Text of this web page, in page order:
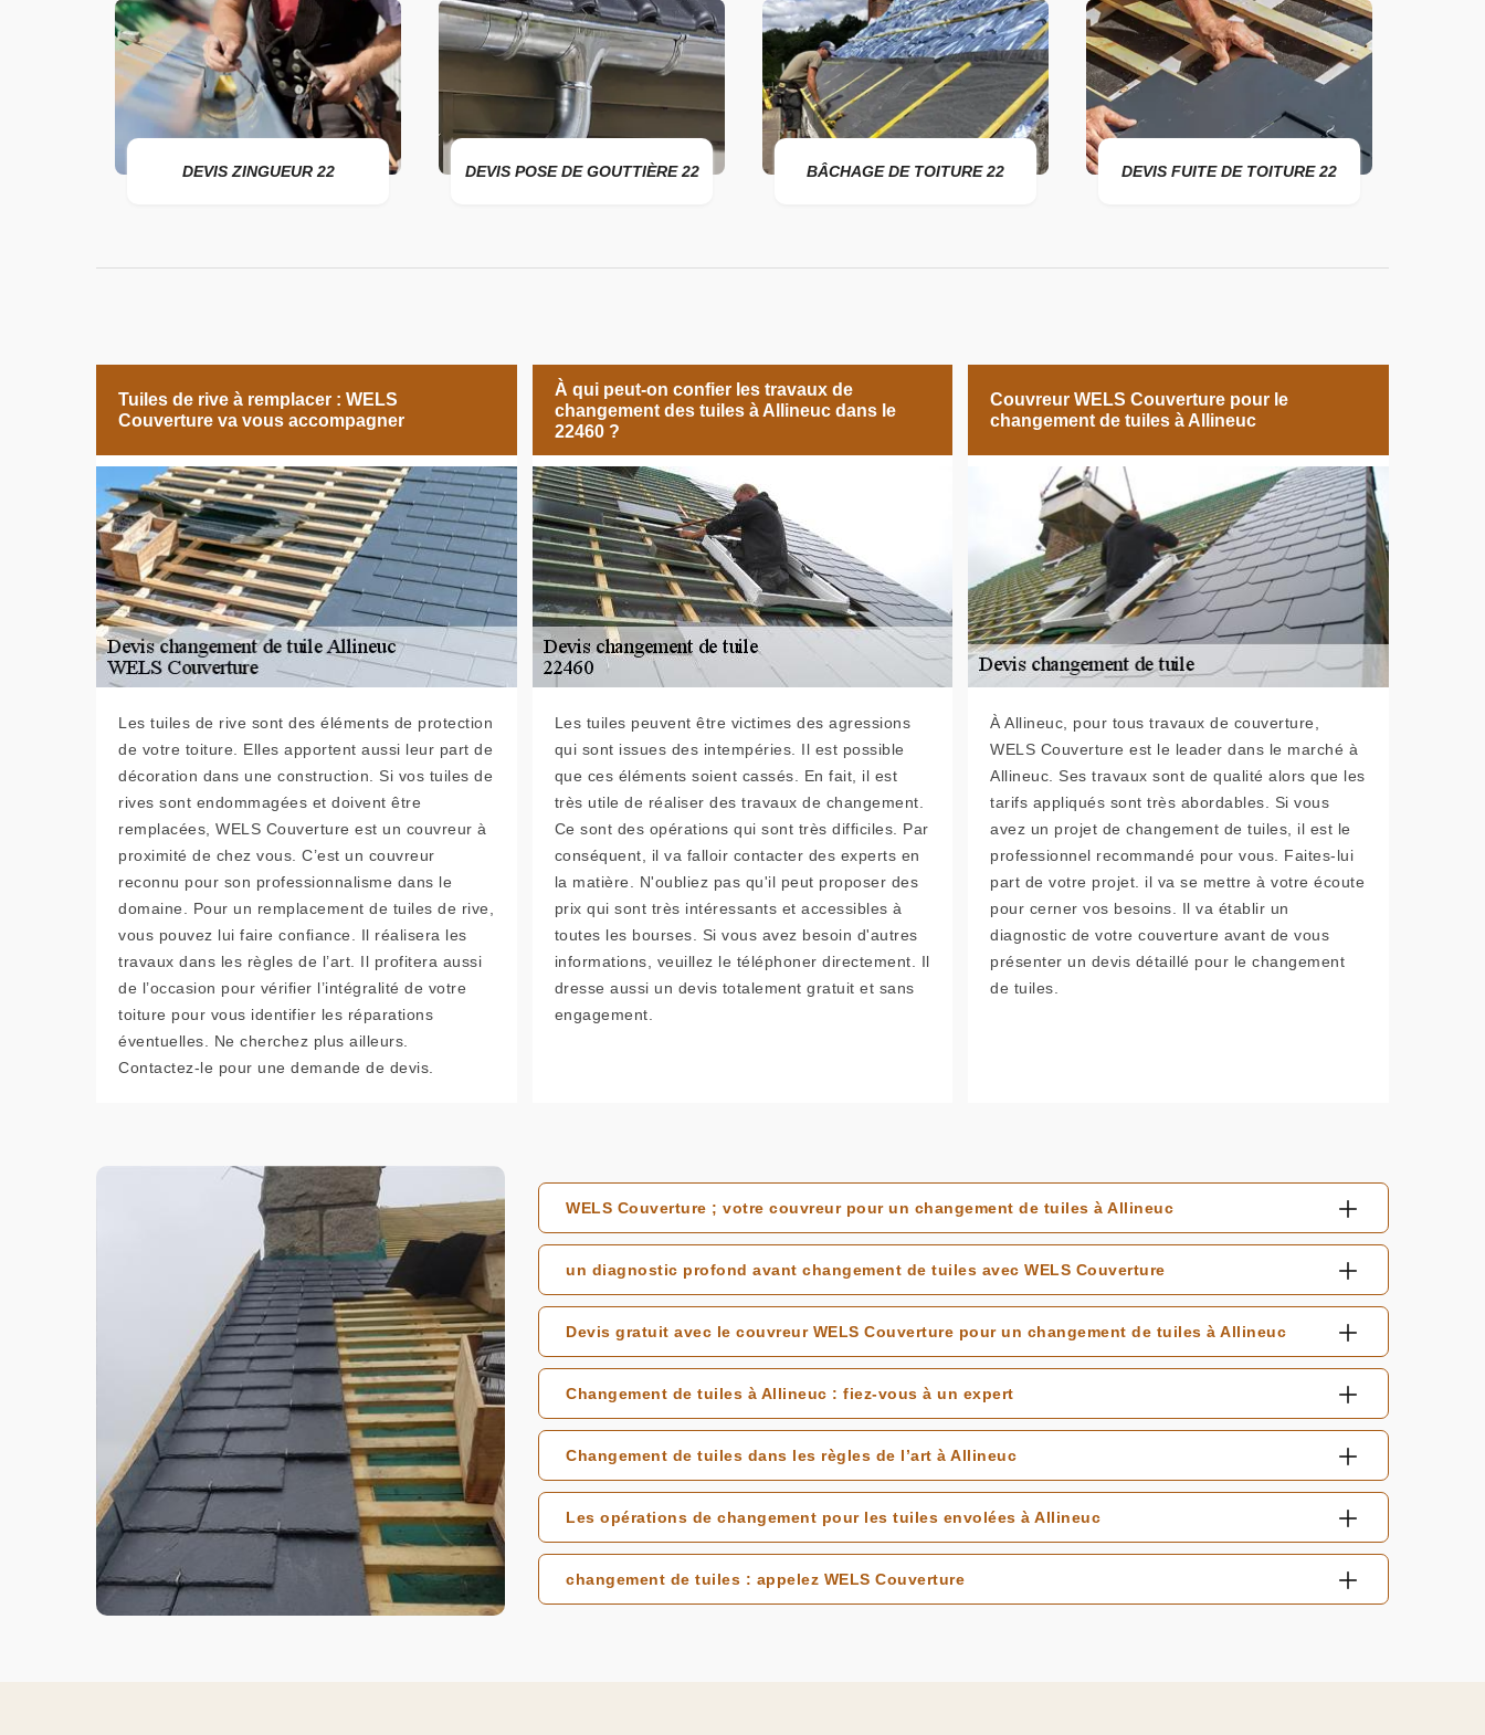
DEVIS ZINGUEUR 22 DEVIS POSE DE GOUTTIÈRE 22 BÂCHAGE DE TOITURE 22 DEVIS FUITE DE TOITURE 22
Tuiles de rive à remplacer : WELS
Couverture va vous accompagner
Les tuiles de rive sont des éléments de protection
de votre toiture. Elles apportent aussi leur part de
décoration dans une construction. Si vos tuiles de
rives sont endommagées et doivent être
remplacées, WELS Couverture est un couvreur à
proximité de chez vous. C’est un couvreur
reconnu pour son professionnalisme dans le
domaine. Pour un remplacement de tuiles de rive,
vous pouvez lui faire confiance. Il réalisera les
travaux dans les règles de l’art. Il profitera aussi
de l’occasion pour vérifier l’intégralité de votre
toiture pour vous identifier les réparations
éventuelles. Ne cherchez plus ailleurs.
Contactez-le pour une demande de devis.
À qui peut-on confier les travaux de
changement des tuiles à Allineuc dans le
22460 ?
Les tuiles peuvent être victimes des agressions
qui sont issues des intempéries. Il est possible
que ces éléments soient cassés. En fait, il est
très utile de réaliser des travaux de changement.
Ce sont des opérations qui sont très difficiles. Par
conséquent, il va falloir contacter des experts en
la matière. N'oubliez pas qu'il peut proposer des
prix qui sont très intéressants et accessibles à
toutes les bourses. Si vous avez besoin d'autres
informations, veuillez le téléphoner directement. Il
dresse aussi un devis totalement gratuit et sans
engagement.
Couvreur WELS Couverture pour le
changement de tuiles à Allineuc
À Allineuc, pour tous travaux de couverture,
WELS Couverture est le leader dans le marché à
Allineuc. Ses travaux sont de qualité alors que les
tarifs appliqués sont très abordables. Si vous
avez un projet de changement de tuiles, il est le
professionnel recommandé pour vous. Faites-lui
part de votre projet. il va se mettre à votre écoute
pour cerner vos besoins. Il va établir un
diagnostic de votre couverture avant de vous
présenter un devis détaillé pour le changement
de tuiles.
WELS Couverture ; votre couvreur pour un changement de tuiles à Allineuc
un diagnostic profond avant changement de tuiles avec WELS Couverture
Devis gratuit avec le couvreur WELS Couverture pour un changement de tuiles à Allineuc
Changement de tuiles à Allineuc : fiez-vous à un expert
Changement de tuiles dans les règles de l’art à Allineuc
Les opérations de changement pour les tuiles envolées à Allineuc
changement de tuiles : appelez WELS Couverture